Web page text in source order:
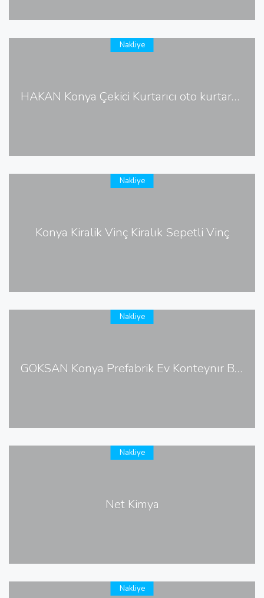
HAKAN Konya Çekici Kurtarıcı oto kurtarma
Nakliye
Konya Kiralik Vinç Kiralık Sepetli Vinç
Nakliye
GÖKSAN Konya Prefabrik Ev Konteynır Bekçi Kulübesi
Nakliye
Net Kimya
Nakliye
Nakliye